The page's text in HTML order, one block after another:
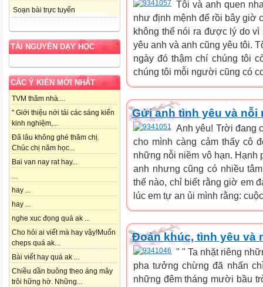
Soạn bài trực tuyến
TÀI NGUYÊN DẠY HỌC
CÁC Ý KIẾN MỚI NHẤT
TVM thăm nhà....
" Giới thiệu nới tải các sáng kiến
kinh nghiệm,...
Đã lâu không ghé thăm chị.
Chúc chị năm học...
Bai van nay rat hay...
...
hay ...
hay ...
nghe xuc đọng quá ak ...
Cho hỏi ai viết mà hay vậy!Muốn
cheps quá ak...
Bài viết hay quá ak ...
Chiều dần buông theo áng mây
trôi hững hờ. Những...
Tôi và anh quen
như định mệnh để rồi bây giờ
không thể nói ra được lý do
yêu anh và anh cũng yêu tôi.
ngày đó thậm chí chúng tôi
chúng tôi mỗi người cũng có
Gửi anh tình yêu và nỗi
Anh yêu! Trời đang
cho mình càng cảm thấy cô
những nỗi niềm vô hạn. Hạnh
anh nhưng cũng có nhiều
thế nào, chỉ biết rằng giờ em
lúc em tự an ủi mình rằng:
Đoản khúc, tình yêu và
" " Ta nhặt riêng
pha tưởng chừng đã nhấn
những đêm tháng mười bầu